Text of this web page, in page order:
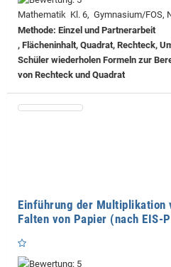
Mathematik Kl. 6, Gymnasium/FOS,
Methode: Einzel und Partnerarbeit
, Flächeninhalt, Quadrat, Rechteck,
Schüler wiederholen Formeln zur
von Rechteck und Quadrat
Einführung der Multiplikation
Falten von Papier (nach EIS-